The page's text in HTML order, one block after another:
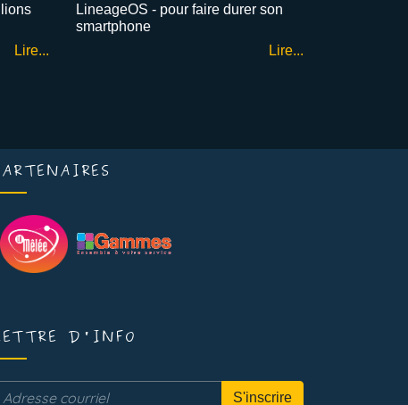
Lire...
LineageOS - pour faire durer son
smartphone
Lire...
D'INFO
S'inscrire